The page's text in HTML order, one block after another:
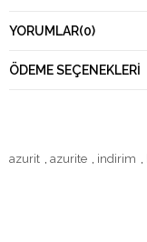
YORUMLAR(0)
ÖDEME SEÇENEKLERI
azurit
azurite indirim